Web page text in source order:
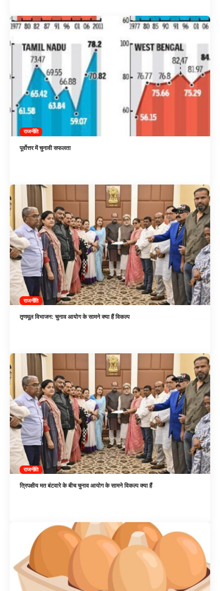
राजनीति
पूर्वोत्तर में चुनावी सफलता
राजनीति
तृणमूल विभाजन: चुनाव आयोग के सामने क्या हैं विकल्प
राजनीति
त्रिपक्षीय मत बंटवारे के बीच चुनाव आयोग के सामने विकल्प क्या हैं